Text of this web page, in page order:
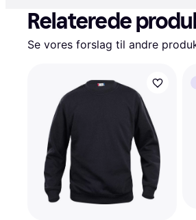
Relaterede
Se vores forslag til andre